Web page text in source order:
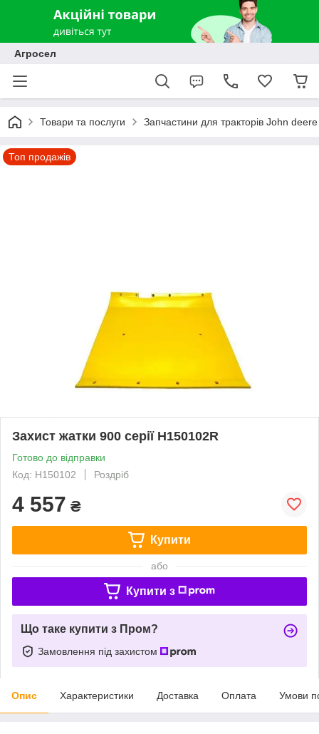
Агросел
Товари та послуги Запчастини для тракторів John deere
Топ продажів
Захист жатки 900 серії H150102R
Готово до відправки
Код: H150102
Роздріб
4 557 ₴
Купити
або
Купити з
Що таке купити з Пром?
Замовлення під захистом
Опис Характеристики Доставка Оплата Умови